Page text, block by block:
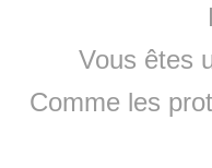
Vous êtes
Comme les